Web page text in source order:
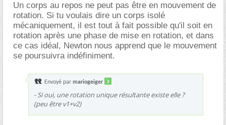
Un corps au repos ne peut pas être en mouvement de
rotation. Si tu voulais dire un corps isolé
mécaniquement, il est tout à fait possible qu'il soit en
rotation après une phase de mise en rotation, et dans
ce cas idéal, Newton nous apprend que le mouvement
se poursuivra indéfiniment.
Envoyé par mariogeiger
- Si oui, une rotation unique résultante existe elle ?
(peu être v1+v2)